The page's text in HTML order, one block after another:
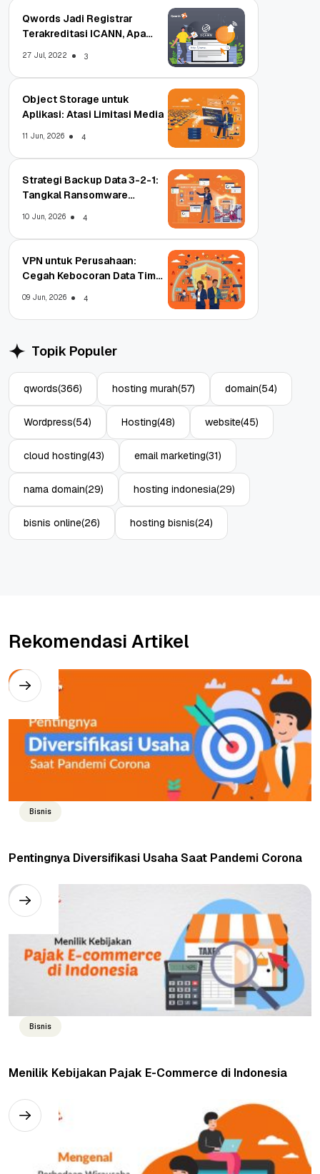
Qwords Jadi Registrar
Terakreditasi ICANN, Apa
27 Jul, 2022 3
Object Storage untuk
Aplikasi: Atasi Limitasi Media
11 Jun, 2026 4
Strategi Backup Data 3-2-1:
Tangkal Ransomware
10 Jun, 2026 4
VPN untuk Perusahaan:
Cegah Kebocoran Data Tim
09 Jun, 2026 4
Topik Populer
qwords(366) hosting murah(57) domain(54)
Wordpress(54) Hosting(48) website(45)
cloud hosting(43) email marketing(31)
nama domain(29) hosting indonesia(29)
bisnis online(26) hosting bisnis(24)
Rekomendasi Artikel
Bisnis
Pentingnya Diversifikasi Usaha Saat Pandemi Corona
Bisnis
Menilik Kebijakan Pajak E-Commerce di Indonesia